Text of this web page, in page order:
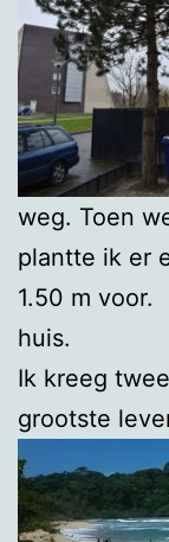
weg. Toen
plantte ik er
1.50 m voor.
huis.
Ik kreeg
grootste